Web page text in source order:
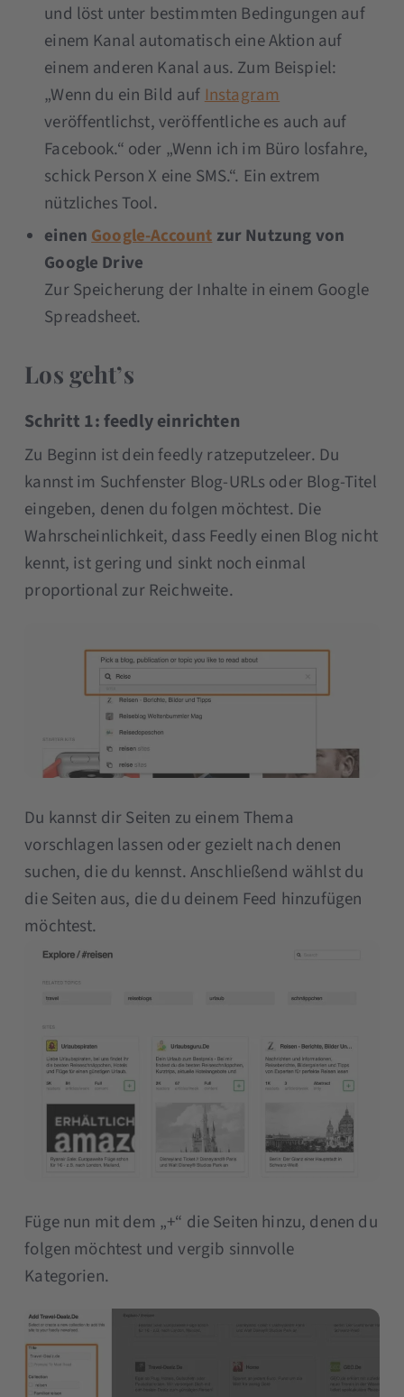
und löst unter bestimmten Bedingungen auf
einem Kanal automatisch eine Aktion auf
einem anderen Kanal aus. Zum Beispiel:
„Wenn du ein Bild aufInstagram
veröffentlichst, veröffentliche es auch auf
Facebook.“ oder „Wenn ich im Büro losfahre,
schick Person X eine SMS.“. Ein extrem
nützliches Tool.
einenGoogle-Accountzur Nutzung von
Google Drive
Zur Speicherung der Inhalte in einem Google
Spreadsheet.
Los geht’s
Schritt 1: feedly einrichten
Zu Beginn ist dein feedly ratzeputzeleer. Du
kannst im Suchfenster Blog-URLs oder Blog-Titel
eingeben, denen du folgen möchtest. Die
Wahrscheinlichkeit, dass Feedly einen Blog nicht
kennt, ist gering und sinkt noch einmal
proportional zur Reichweite.
Du kannst dir Seiten zu einem Thema
vorschlagen lassen oder gezielt nach denen
suchen, die du kennst. Anschließend wählst du
die Seiten aus, die du deinem Feed hinzufügen
möchtest.
Füge nun mit dem „+“ die Seiten hinzu, denen du
folgen möchtest und vergib sinnvolle
Kategorien.